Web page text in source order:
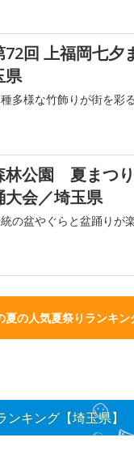
72回 上福岡七夕
県
多様な竹飾りが街を彩る
林公園 夏まつ
大会／埼玉県
の盆やぐらと盆踊りが
夏の人気夏祭りランキン
キング【埼玉県】